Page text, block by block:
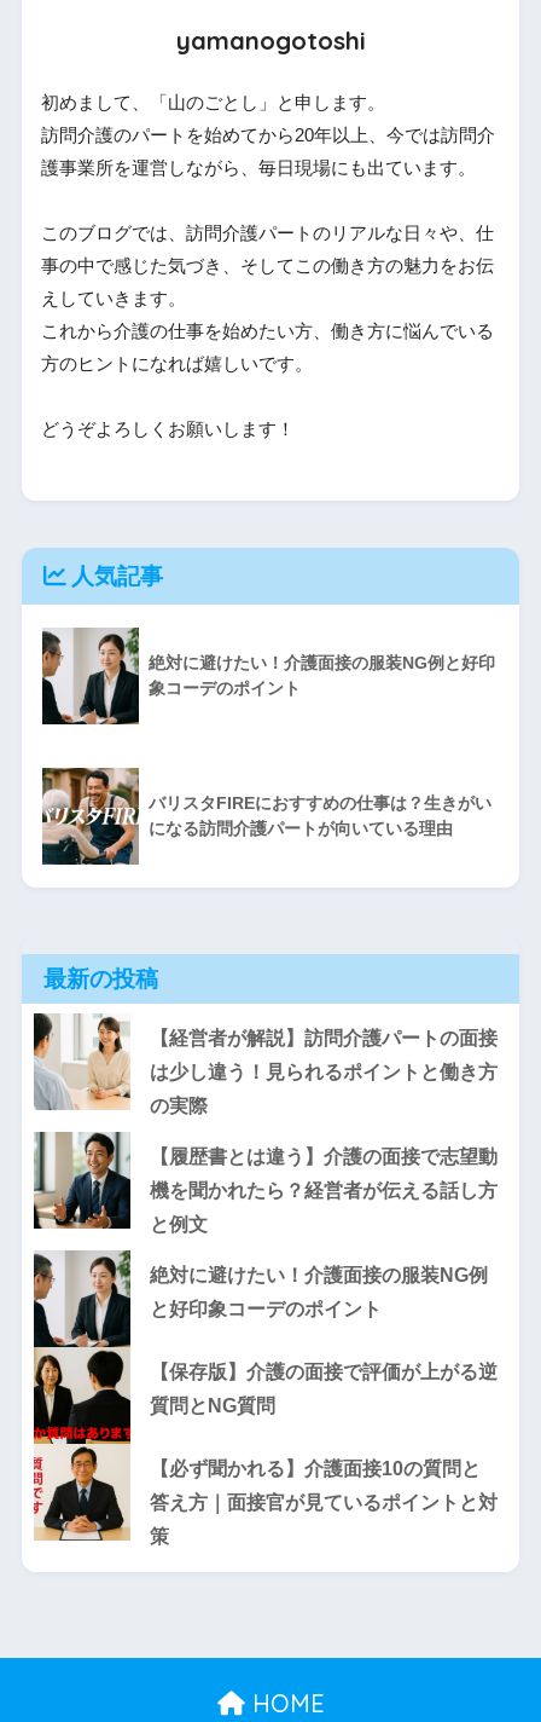
yamanogotoshi
初めまして、「山のごとし」と申します。
訪問介護のパートを始めてから20年以上、今では訪問介
護事業所を運営しながら、毎日現場にも出ています。
このブログでは、訪問介護パートのリアルな日々や、仕
事の中で感じた気づき、そしてこの働き方の魅力をお伝
えしていきます。
これから介護の仕事を始めたい方、働き方に悩んでいる
方のヒントになれば嬉しいです。
どうぞよろしくお願いします！
人気記事
絶対に避けたい！介護面接の服装NG例と好印
象コーデのポイント
バリスタFIREにおすすめの仕事は？生きがい
になる訪問介護パートが向いている理由
最新の投稿
【経営者が解説】訪問介護パートの面接
は少し違う！見られるポイントと働き方
の実際
【履歴書とは違う】介護の面接で志望動
機を聞かれたら？経営者が伝える話し方
と例文
絶対に避けたい！介護面接の服装NG例
と好印象コーデのポイント
【保存版】介護の面接で評価が上がる逆
質問とNG質問
【必ず聞かれる】介護面接10の質問と
答え方｜面接官が見ているポイントと対
策
HOME